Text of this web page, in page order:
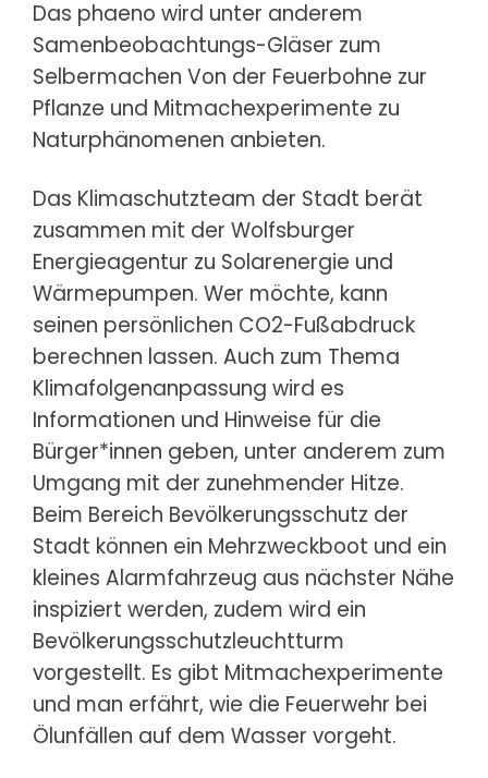
Das phaeno wird unter anderem
Samenbeobachtungs-Gläser zum
Selbermachen Von der Feuerbohne zur
Pflanze und Mitmachexperimente zu
Naturphänomenen anbieten.
Das Klimaschutzteam der Stadt berät
zusammen mit der Wolfsburger
Energieagentur zu Solarenergie und
Wärmepumpen. Wer möchte, kann
seinen persönlichen CO2-Fußabdruck
berechnen lassen. Auch zum Thema
Klimafolgenanpassung wird es
Informationen und Hinweise für die
Bürger*innen geben, unter anderem zum
Umgang mit der zunehmender Hitze.
Beim Bereich Bevölkerungsschutz der
Stadt können ein Mehrzweckboot und ein
kleines Alarmfahrzeug aus nächster Nähe
inspiziert werden, zudem wird ein
Bevölkerungsschutzleuchtturm
vorgestellt. Es gibt Mitmachexperimente
und man erfährt, wie die Feuerwehr bei
Ölunfällen auf dem Wasser vorgeht.